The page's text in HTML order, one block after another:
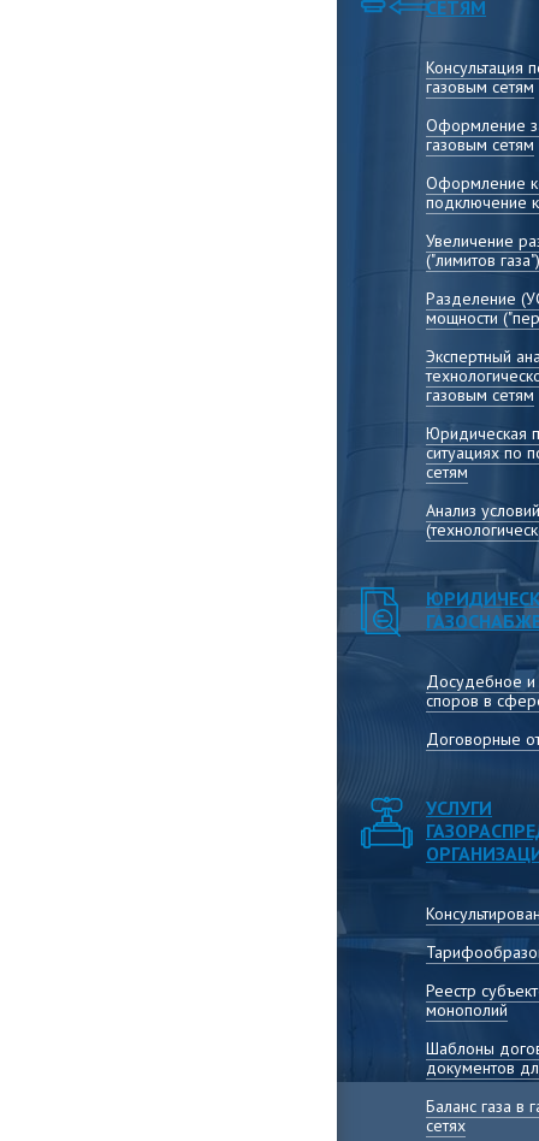
СЕТЯМ
Консультация
газовым сетям
Оформление
газовым сетям
Оформление
подключение
Увеличение
("лимитов газа")
Разделение
мощности
Экспертный
газовым сетям
Юридическая
ситуациях по
сетям
Анализ
Досудебное
споров в
Договорные
УСЛУГИ
Реестр
монополий
Шаблоны
документов
Баланс газа в
сетях